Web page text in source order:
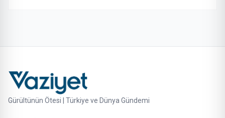
Gürültünün Ötesi | Türkiye ve Dünya Gündemi